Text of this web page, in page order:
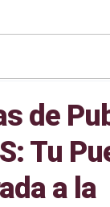
de
Tu
a la